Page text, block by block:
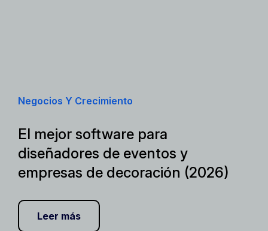
Negocios Y Crecimiento
El mejor software para
diseñadores de eventos y
empresas de decoración (2026)
Leer más